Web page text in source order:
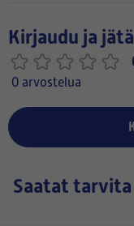
Kirjaudu ja
0 arvostelua
Saatat